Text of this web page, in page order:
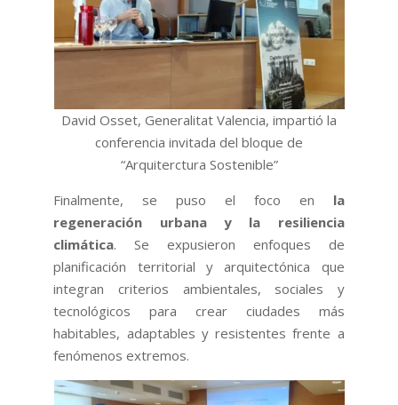
David Osset, Generalitat Valencia, impartió la
conferencia invitada del bloque de
“Arquiterctura Sostenible”
Finalmente, se puso el foco en la
regeneración urbana y la resiliencia
climática. Se expusieron enfoques de
planificación territorial y arquitectónica que
integran criterios ambientales, sociales y
tecnológicos para crear ciudades más
habitables, adaptables y resistentes frente a
fenómenos extremos.